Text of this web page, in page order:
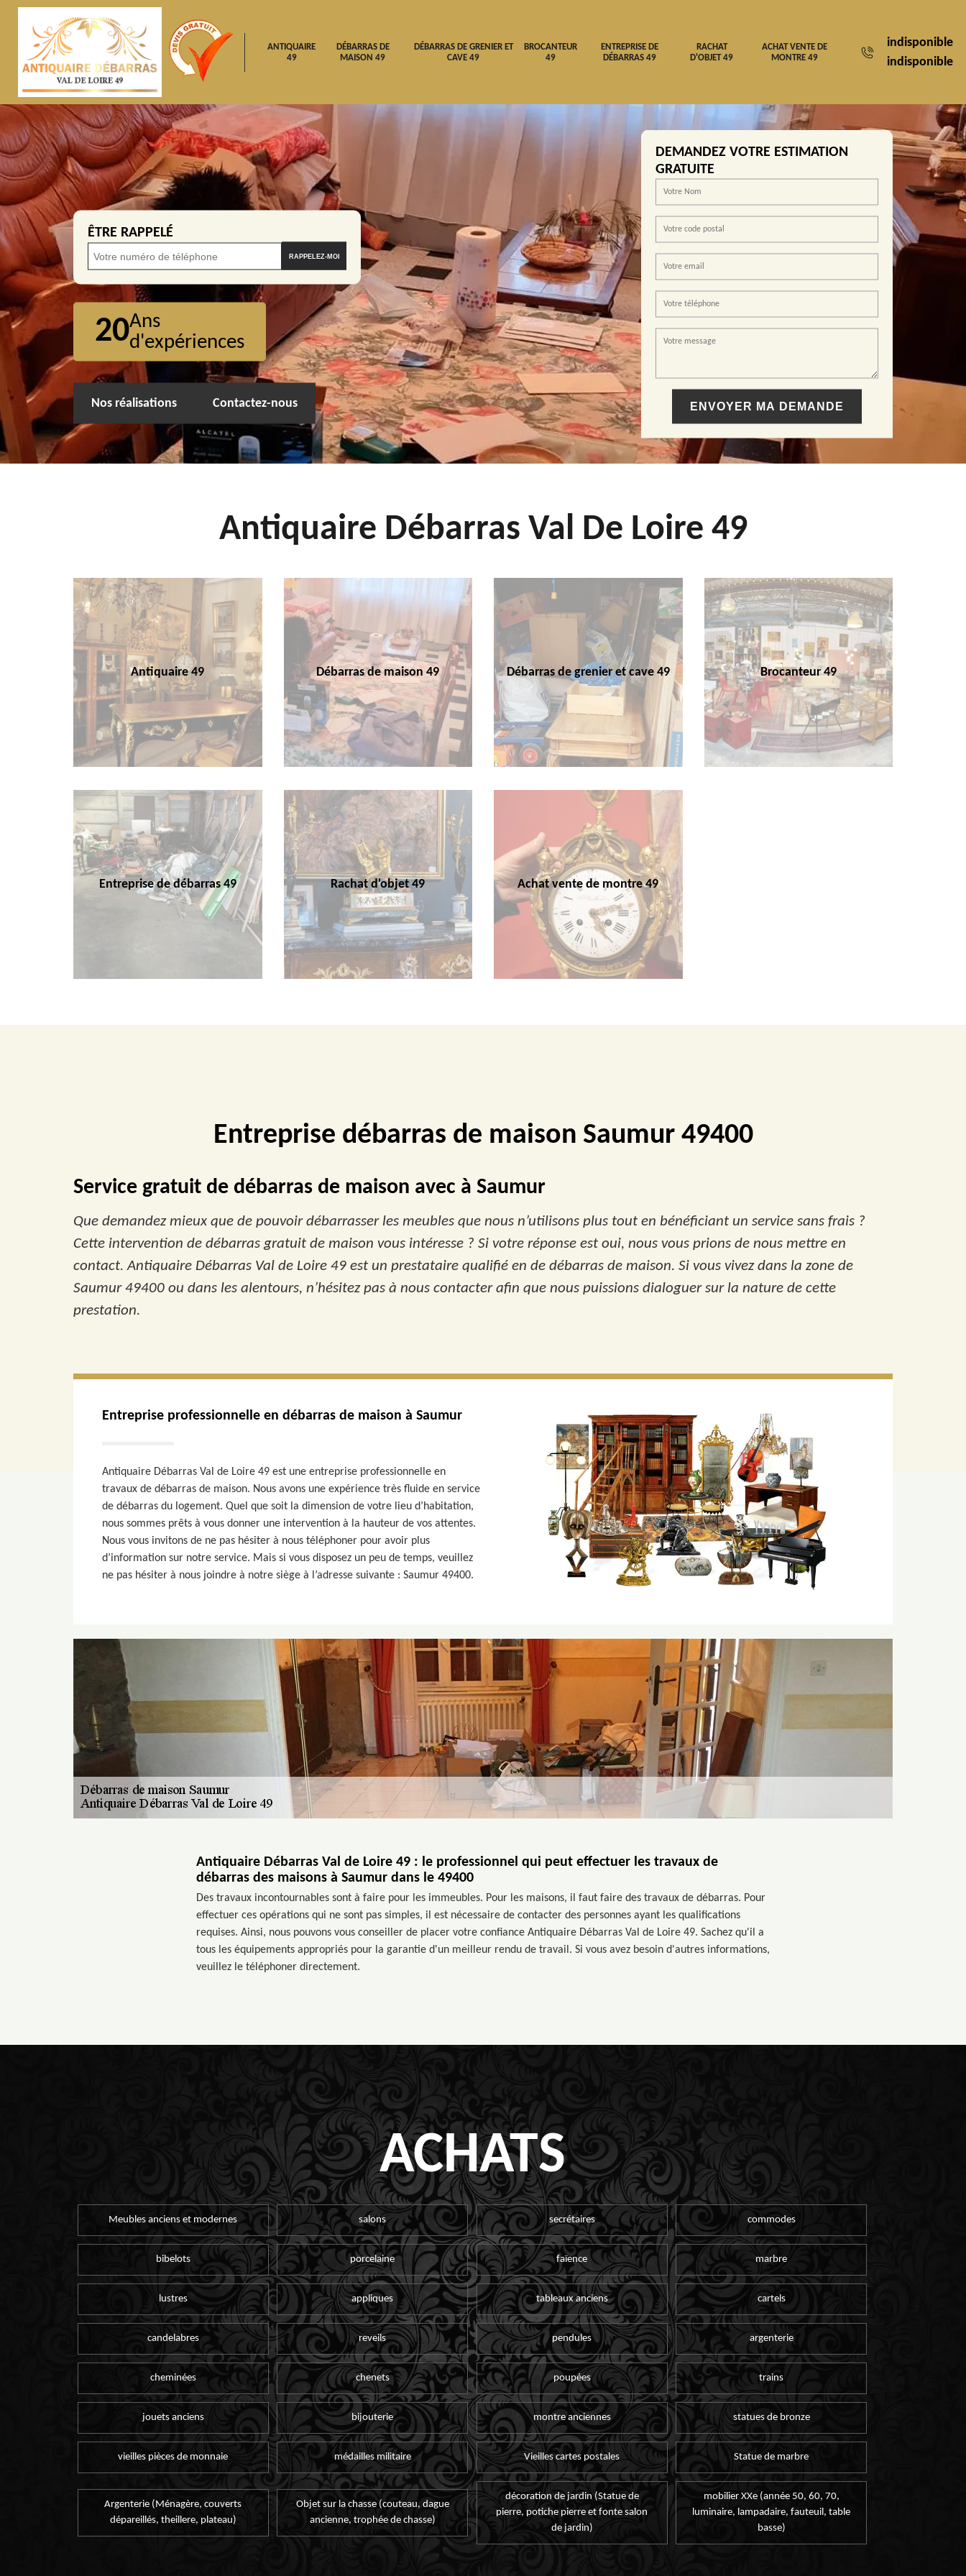
ANTIQUAIRE
49
DÉBARRAS DE
MAISON 49
DÉBARRAS DE GRENIER ET
CAVE 49
BROCANTEUR
49
ENTREPRISE DE
DÉBARRAS 49
RACHAT
D'OBJET 49
ACHAT VENTE DE
MONTRE 49
indisponible
indisponible
ÊTRE RAPPELÉ
20Ans
d'expériences
Nos réalisations Contactez-nous
DEMANDEZ VOTRE ESTIMATION
GRATUITE
Antiquaire Débarras Val De Loire 49
Antiquaire 49 Débarras de maison 49 Débarras de grenier et cave 49 Brocanteur 49
Entreprise de débarras 49 Rachat d'objet 49 Achat vente de montre 49
Entreprise débarras de maison Saumur 49400
Service gratuit de débarras de maison avec à Saumur
Que demandez mieux que de pouvoir débarrasser les meubles que nous n’utilisons plus tout en bénéficiant un service sans frais ?
Cette intervention de débarras gratuit de maison vous intéresse ? Si votre réponse est oui, nous vous prions de nous mettre en
contact. Antiquaire Débarras Val de Loire 49 est un prestataire qualifié en de débarras de maison. Si vous vivez dans la zone de
Saumur 49400 ou dans les alentours, n’hésitez pas à nous contacter afin que nous puissions dialoguer sur la nature de cette
prestation.
Entreprise professionnelle en débarras de maison à Saumur
Antiquaire Débarras Val de Loire 49 est une entreprise professionnelle en
travaux de débarras de maison. Nous avons une expérience très fluide en service
de débarras du logement. Quel que soit la dimension de votre lieu d’habitation,
nous sommes prêts à vous donner une intervention à la hauteur de vos attentes.
Nous vous invitons de ne pas hésiter à nous téléphoner pour avoir plus
d’information sur notre service. Mais si vous disposez un peu de temps, veuillez
ne pas hésiter à nous joindre à notre siège à l’adresse suivante : Saumur 49400.
Antiquaire Débarras Val de Loire 49 : le professionnel qui peut effectuer les travaux de
débarras des maisons à Saumur dans le 49400
Des travaux incontournables sont à faire pour les immeubles. Pour les maisons, il faut faire des travaux de débarras. Pour
effectuer ces opérations qui ne sont pas simples, il est nécessaire de contacter des personnes ayant les qualifications
requises. Ainsi, nous pouvons vous conseiller de placer votre confiance Antiquaire Débarras Val de Loire 49. Sachez qu'il a
tous les équipements appropriés pour la garantie d'un meilleur rendu de travail. Si vous avez besoin d'autres informations,
veuillez le téléphoner directement.
ACHATS
Meubles anciens et modernes salons secrétaires commodes
bibelots porcelaine faïence marbre
lustres appliques tableaux anciens cartels
candelabres reveils pendules argenterie
cheminées chenets poupées trains
jouets anciens bijouterie montre anciennes statues de bronze
vieilles pièces de monnaie médailles militaire Vieilles cartes postales Statue de marbre
Argenterie (Ménagère, couverts
dépareillés, theillere, plateau)
Objet sur la chasse (couteau, dague
ancienne, trophée de chasse)
décoration de jardin (Statue de
pierre, potiche pierre et fonte salon
de jardin)
mobilier XXe (année 50, 60, 70,
luminaire, lampadaire, fauteuil, table
basse)